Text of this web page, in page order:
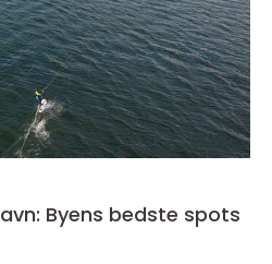
Byens bedste spots